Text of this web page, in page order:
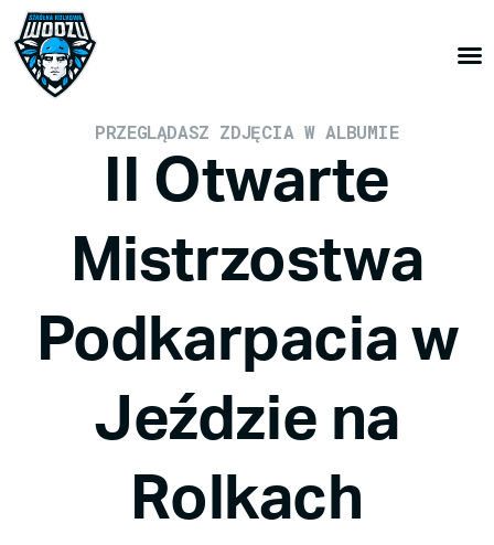
PRZEGLĄDASZ ZDJĘCIA W ALBUMIE
II Otwarte
Mistrzostwa
Podkarpacia w
Jeździe na
Rolkach